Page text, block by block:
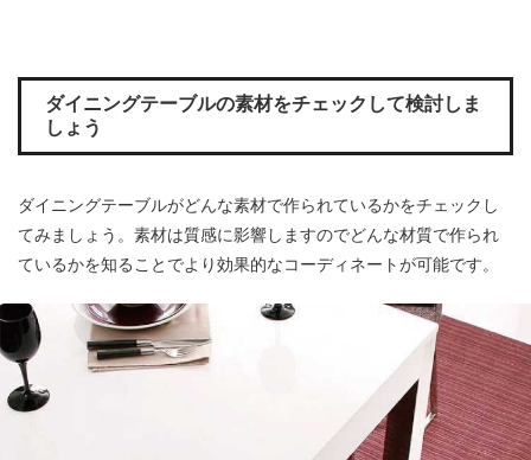
ダイニングテーブルの素材をチェックして検討しま
しょう
ダイニングテーブルがどんな素材で作られているかをチェックし
てみましょう。素材は質感に影響しますのでどんな材質で作られ
ているかを知ることでより効果的なコーディネートが可能です。